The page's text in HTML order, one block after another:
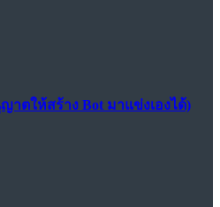
าตให้สร้าง Bot มาแข่งเองได้)